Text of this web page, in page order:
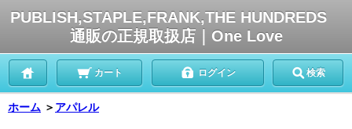
PUBLISH,STAPLE,FRANK,THE HUNDREDS
通販の正規取扱店｜One Love
カート ログイン 検索
ホーム ＞ アパレル